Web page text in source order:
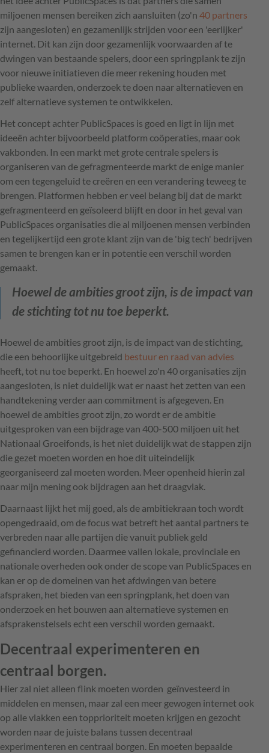
miljoenen mensen bereiken zich aansluiten (zo'n 40 partners
zijn aangesloten) en gezamenlijk strijden voor een 'eerlijker'
internet. Dit kan zijn door gezamenlijk voorwaarden af te
dwingen van bestaande spelers, door een springplank te zijn
voor nieuwe initiatieven die meer rekening houden met
publieke waarden, onderzoek te doen naar alternatieven en
zelf alternatieve systemen te ontwikkelen.
Het concept achter PublicSpaces is goed en ligt in lijn met
ideeën achter bijvoorbeeld platform coöperaties, maar ook
vakbonden. In een markt met grote centrale spelers is
organiseren van de gefragmenteerde markt de enige manier
om een tegengeluid te creëren en een verandering teweeg te
brengen. Platformen hebben er veel belang bij dat de markt
gefragmenteerd en geïsoleerd blijft en door in het geval van
PublicSpaces organisaties die al miljoenen mensen verbinden
en tegelijkertijd een grote klant zijn van de 'big tech' bedrijven
samen te brengen kan er in potentie een verschil worden
gemaakt.
Hoewel de ambities groot zijn, is de impact van
de stichting tot nu toe beperkt.
Hoewel de ambities groot zijn, is de impact van de stichting,
die een behoorlijke uitgebreid bestuur en raad van advies
heeft, tot nu toe beperkt. En hoewel zo'n 40 organisaties zijn
aangesloten, is niet duidelijk wat er naast het zetten van een
handtekening verder aan commitment is afgegeven. En
hoewel de ambities groot zijn, zo wordt er de ambitie
uitgesproken van een bijdrage van 400-500 miljoen uit het
Nationaal Groeifonds, is het niet duidelijk wat de stappen zijn
die gezet moeten worden en hoe dit uiteindelijk
georganiseerd zal moeten worden. Meer openheid hierin zal
naar mijn mening ook bijdragen aan het draagvlak.
Daarnaast lijkt het mij goed, als de ambitiekraan toch wordt
opengedraaid, om de focus wat betreft het aantal partners te
verbreden naar alle partijen die vanuit publiek geld
gefinancierd worden. Daarmee vallen lokale, provinciale en
nationale overheden ook onder de scope van PublicSpaces en
kan er op de domeinen van het afdwingen van betere
afspraken, het bieden van een springplank, het doen van
onderzoek en het bouwen aan alternatieve systemen en
afsprakenstelsels echt een verschil worden gemaakt.
Decentraal experimenteren en
centraal borgen.
Hier zal niet alleen flink moeten worden geïnvesteerd in
middelen en mensen, maar zal een meer gewogen internet ook
op alle vlakken een topprioriteit moeten krijgen en gezocht
worden naar de juiste balans tussen decentraal
experimenteren en centraal borgen. En moeten bepaalde